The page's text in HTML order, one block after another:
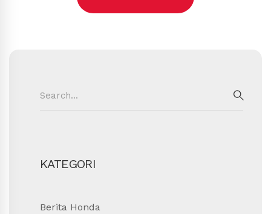
for:
KATEGORI
Berita Honda